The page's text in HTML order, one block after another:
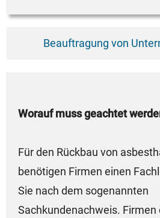
Beauftragung von
Worauf muss geachtet
Für den Rückbau von
benötigen Firmen einen
Sie nach dem sogenannten
Sachkundenachweis.